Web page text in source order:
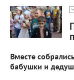
Вместе
бабушки и